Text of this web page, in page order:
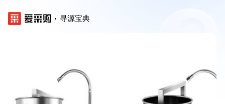
寻源宝典